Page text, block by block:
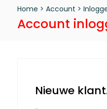
Home > Account >
Account
Nieuwe